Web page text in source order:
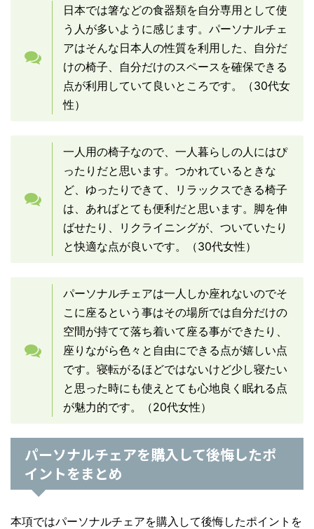
日本では箸などの食器類を自分専用として使
う人が多いように感じます。パーソナルチェ
アはそんな日本人の性質を利用した、自分だ
けの椅子、自分だけのスペースを確保できる
点が利用していて良いところです。（30代女
性）
一人用の椅子なので、一人暮らしの人にはぴ
ったりだと思います。つかれているときな
ど、ゆったりできて、リラックスできる椅子
は、あればとても便利だと思います。脚を伸
ばせたり、リクライニングが、ついていたり
と快適な点が良いです。（30代女性）
パーソナルチェアは一人しか座れないのでそ
こに座るという事はその場所では自分だけの
空間が持てて落ち着いて座る事ができたり、
座りながら色々と自由にできる点が嬉しい点
です。寝転がるほどではないけど少し寝たい
と思った時にも使えとても心地良く眠れる点
が魅力的です。（20代女性）
パーソナルチェアを購入して後悔したポ
イントをまとめ
本項ではパーソナルチェアを購入して後悔したポイントを